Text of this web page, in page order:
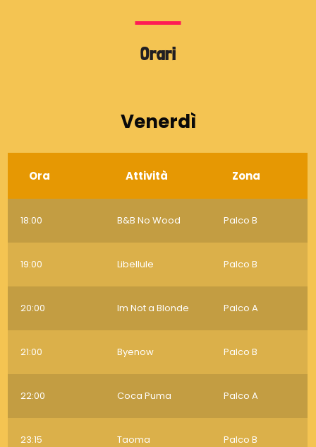
Orari
Venerdì
Ora Attività Zona
18:00 B&B No Wood Palco B
19:00 Libellule Palco B
20:00 Im Not a Blonde Palco A
21:00 Byenow Palco B
22:00 Coca Puma Palco A
23:15 Taoma Palco B